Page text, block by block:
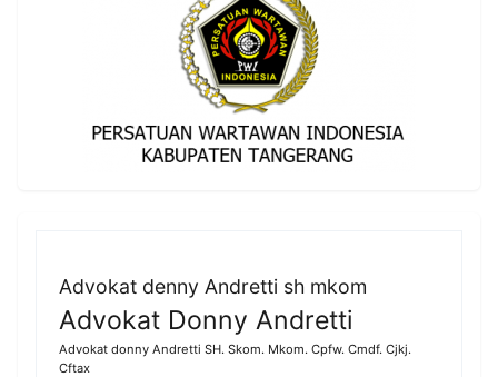
Advokat denny Andretti sh mkom
Advokat Donny Andretti
Advokat donny Andretti SH. Skom. Mkom. Cpfw. Cmdf. Cjkj.
Cftax